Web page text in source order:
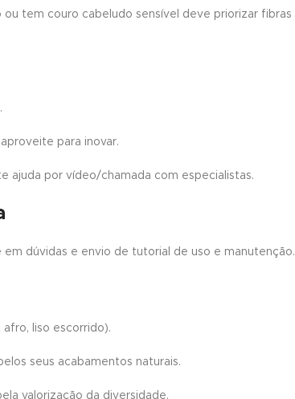
tem couro cabeludo sensível deve priorizar fibras
para inovar.
ajuda por vídeo/chamada com especialistas.
dúvidas e envio de tutorial de uso e manutenção.
liso escorrido).
seus acabamentos naturais.
valorização da diversidade.